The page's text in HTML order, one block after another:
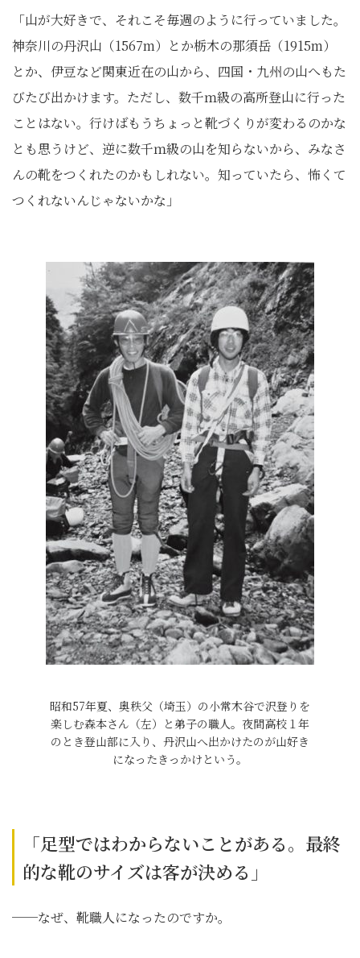
「山が大好きで、それこそ毎週のように行っていました。
神奈川の丹沢山（1567m）とか栃木の那須岳（1915m）
とか、伊豆など関東近在の山から、四国・九州の山へもた
びたび出かけます。ただし、数千ｍ級の高所登山に行った
ことはない。行けばもうちょっと靴づくりが変わるのかな
とも思うけど、逆に数千ｍ級の山を知らないから、みなさ
んの靴をつくれたのかもしれない。知っていたら、怖くて
つくれないんじゃないかな」
昭和57年夏、奥秩父（埼玉）の小常木谷で沢登りを
楽しむ森本さん（左）と弟子の職人。夜間高校１年
のとき登山部に入り、丹沢山へ出かけたのが山好き
になったきっかけという。
「足型ではわからないことがある。最終
的な靴のサイズは客が決める」
──なぜ、靴職人になったのですか。